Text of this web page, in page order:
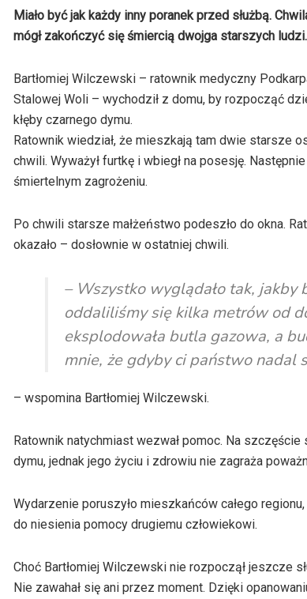
Miało być jak każdy inny poranek przed służbą.
mógł zakończyć się śmiercią dwojga starszych
Bartłomiej Wilczewski – ratownik medyczny
Stalowej Woli – wychodził z domu, by rozpocząć
kłęby czarnego dymu.
Ratownik wiedział, że mieszkają tam dwie starsze
chwili. Wyważył furtkę i wbiegł na posesję.
śmiertelnym zagrożeniu.
Po chwili starsze małżeństwo podeszło do okna.
okazało – dosłownie w ostatniej chwili.
– Wszystko wyglądało tak, jakby
oddaliliśmy się kilka metrów od
eksplodowała butla gazowa, a
mnie, że gdyby ci państwo nadal
– wspomina Bartłomiej Wilczewski.
Ratownik natychmiast wezwał pomoc. Na
dymu, jednak jego życiu i zdrowiu nie zagraża
Wydarzenie poruszyło mieszkańców całego
do niesienia pomocy drugiemu człowiekowi.
Choć Bartłomiej Wilczewski nie rozpoczął jeszcze
Nie zawahał się ani przez moment. Dzięki